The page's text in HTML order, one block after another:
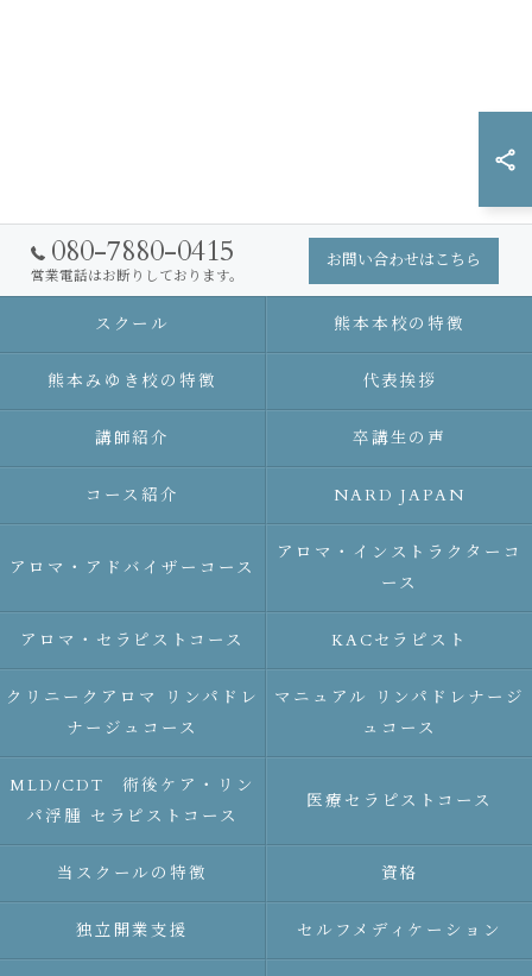
080-7880-0415
営業電話はお断りしております。
お問い合わせはこちら
スクール 熊本本校の特徴
熊本みゆき校の特徴 代表挨拶
講師紹介 卒講生の声
コース紹介 NARD JAPAN
アロマ・アドバイザーコース
アロマ・インストラクターコ
ース
アロマ・セラピストコース KACセラピスト
クリニークアロマ リンパドレ
ナージュコース
マニュアル リンパドレナージ
ュコース
MLD/CDT 術後ケア・リン
パ浮腫 セラピストコース
医療セラピストコース
当スクールの特徴 資格
独立開業支援 セルフメディケーション